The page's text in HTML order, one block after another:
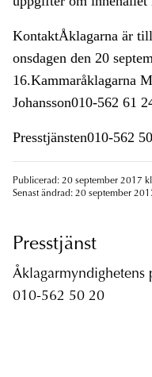
KontaktÅklagarna är
onsdagen den 20
16.Kammaråklagarna
Johansson010-562 61
Presstjänsten010-562
Publicerad: 20 september 2017
Senast ändrad: 20 september
Presstjänst
Åklagarmyndighetens
010-562 50 20